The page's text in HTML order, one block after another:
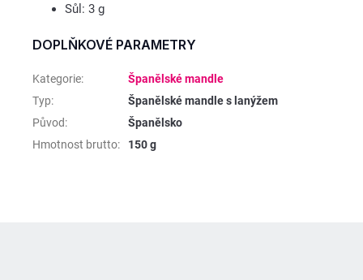
Sůl: 3 g
DOPLŇKOVÉ PARAMETRY
Kategorie:
Španělské mandle
Typ:
Španělské mandle s lanýžem
Původ:
Španělsko
Hmotnost brutto: 150 g